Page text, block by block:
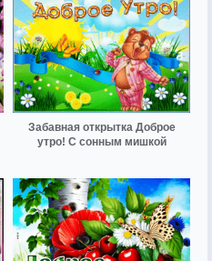
Забавная открытка Доброе
утро! С сонным мишкой